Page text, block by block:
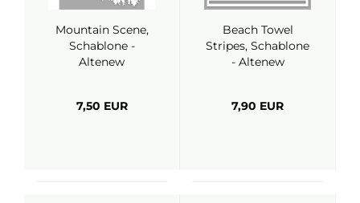
Mountain Scene,
Schablone -
Altenew
7,50 EUR
Beach Towel
Stripes, Schablone
- Altenew
7,90 EUR